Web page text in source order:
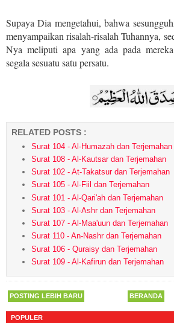
Supaya Dia mengetahui, bahwa
menyampaikan risalah-risalah Tuhannya,
Nya meliputi apa yang ada pada
segala sesuatu satu persatu.
RELATED POSTS :
Surat 104 - Al-Humazah dan Terjemahan
Surat 108 - Al-Kautsar dan Terjemahan
Surat 102 - At-Takatsur dan Terjemahan
Surat 105 - Al-Fiil dan Terjemahan
Surat 101 - Al-Qari'ah dan Terjemahan
Surat 103 - Al-Ashr dan Terjemahan
Surat 107 - Al-Maa'uun dan Terjemahan
Surat 110 - An-Nashr dan Terjemahan
Surat 106 - Quraisy dan Terjemahan
Surat 109 - Al-Kafirun dan Terjemahan
POSTING LEBIH BARU BERANDA
POPULER